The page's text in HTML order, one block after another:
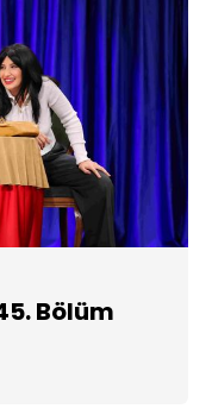
Bölüm